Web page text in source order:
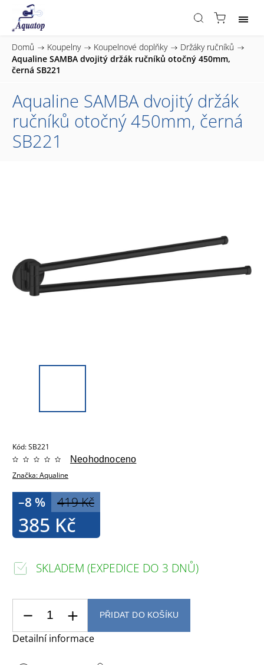
Domů / Koupelny / Koupelnové doplňky / Držáky ručníků /
Aqualine SAMBA dvojitý držák ručníků otočný 450mm,
černá SB221
Aqualine SAMBA dvojitý držák
ručníků otočný 450mm, černá
SB221
Kód:SB221
Značka:Aqualine
Neohodnoceno
419 Kč
–8 %
385 Kč
SKLADEM (EXPEDICE DO 3 DNŮ)
PŘIDAT DO KOŠÍKU
Detailní informace